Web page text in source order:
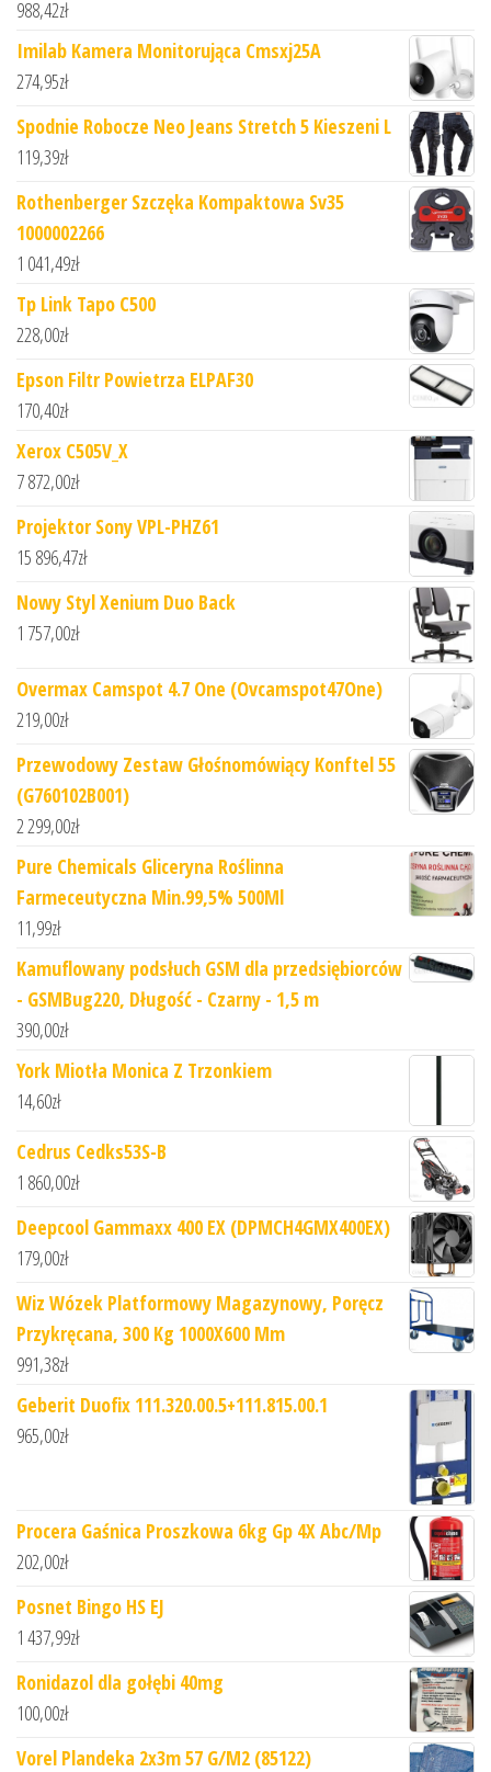
988,42zł
Imilab Kamera Monitorująca Cmsxj25A
274,95zł
Spodnie Robocze Neo Jeans Stretch 5 Kieszeni L
119,39zł
Rothenberger Szczęka Kompaktowa Sv35
1000002266
1 041,49zł
Tp Link Tapo C500
228,00zł
Epson Filtr Powietrza ELPAF30
170,40zł
Xerox C505V_X
7 872,00zł
Projektor Sony VPL-PHZ61
15 896,47zł
Nowy Styl Xenium Duo Back
1 757,00zł
Overmax Camspot 4.7 One (Ovcamspot47One)
219,00zł
Przewodowy Zestaw Głośnomówiący Konftel 55
(G760102B001)
2 299,00zł
Pure Chemicals Gliceryna Roślinna
Farmeceutyczna Min.99,5% 500Ml
11,99zł
Kamuflowany podsłuch GSM dla przedsiębiorców
- GSMBug220, Długość - Czarny - 1,5 m
390,00zł
York Miotła Monica Z Trzonkiem
14,60zł
Cedrus Cedks53S-B
1 860,00zł
Deepcool Gammaxx 400 EX (DPMCH4GMX400EX)
179,00zł
Wiz Wózek Platformowy Magazynowy, Poręcz
Przykręcana, 300 Kg 1000X600 Mm
991,38zł
Geberit Duofix 111.320.00.5+111.815.00.1
965,00zł
Procera Gaśnica Proszkowa 6kg Gp 4X Abc/Mp
202,00zł
Posnet Bingo HS EJ
1 437,99zł
Ronidazol dla gołębi 40mg
100,00zł
Vorel Plandeka 2x3m 57 G/M2 (85122)